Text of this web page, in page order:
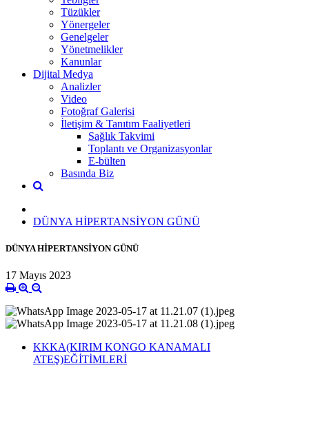
Tüzükler
Yönergeler
Genelgeler
Yönetmelikler
Kanunlar
Dijital Medya
Analizler
Video
Fotoğraf Galerisi
İletişim & Tanıtım Faaliyetleri
Sağlık Takvimi
Toplantı ve Organizasyonlar
E-bülten
Basında Biz
DÜNYA HİPERTANSİYON GÜNÜ
DÜNYA HİPERTANSİYON GÜNÜ
17 Mayıs 2023
KKKA(KIRIM KONGO KANAMALI
ATEŞ)EĞİTİMLERİ